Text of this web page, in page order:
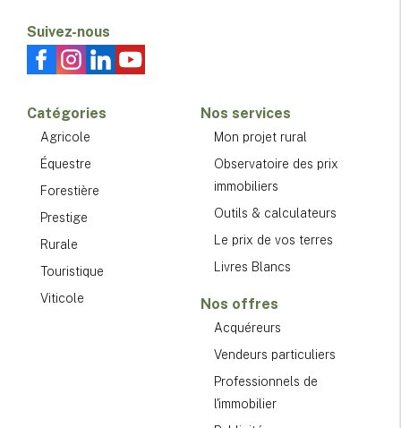
Suivez-nous
Catégories
Agricole
Équestre
Forestière
Prestige
Rurale
Touristique
Viticole
Nos services
Mon projet rural
Observatoire des prix
immobiliers
Outils & calculateurs
Le prix de vos terres
Livres Blancs
Nos offres
Acquéreurs
Vendeurs particuliers
Professionnels de
l'immobilier